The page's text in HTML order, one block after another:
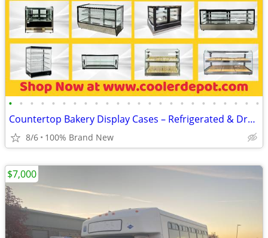
• • • • • • • • • • • • • • • • • • • • • • • •
Countertop Bakery Display Cases – Refrigerated & Dry Showcase
8/6 100% Brand New
$7,000